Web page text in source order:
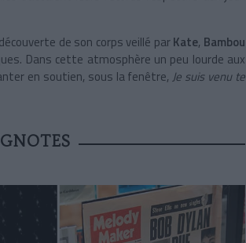
de son corps veillé parKate, Bambou
Dans cette atmosphère un peu lourde aux
en soutien, sous la fenêtre,Je suis venu te